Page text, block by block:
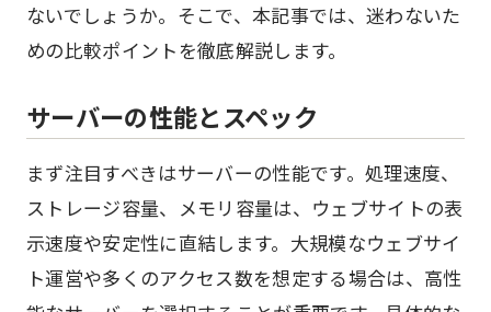
ないでしょうか。そこで、本記事では、迷わないた
めの比較ポイントを徹底解説します。
サーバーの性能とスペック
まず注目すべきはサーバーの性能です。処理速度、
ストレージ容量、メモリ容量は、ウェブサイトの表
示速度や安定性に直結します。大規模なウェブサイ
ト運営や多くのアクセス数を想定する場合は、高性